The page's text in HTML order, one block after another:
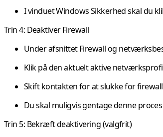
I vinduet Windows Sikkerhed skal du
Trin 4: Deaktiver Firewall
Under afsnittet Firewall og
Klik på den aktuelt aktive
Skift kontakten for at slukke for
Du skal muligvis gentage denne
Trin 5: Bekræft deaktivering (valgfrit)